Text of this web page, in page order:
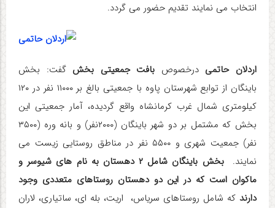
انتخاب می نمایند تقدیم حضور می گردد.
اردلان حاتمی درخصوص بافت جمعیتی بخش گفت: بخش
باینگان از توابع شهرستان پاوه با جمعیتی بالغ بر ۱۱۰۰۰ نفر در ۱۲۰
کیلومتری شمال غرب کرمانشاه واقع گردیده، آمار جمعیتی این
بخش که مشتمل بر دو شهر باینگان (۲۰۰۰نفر) و بانه وره (۳۵۰۰
نفر) جمعیت شهری و ۵۵۰۰ نفر در مناطق روستایی زیست می
نمایند.
بخش باینگان شامل ۲ دهستان به نام های شیوسر و
ماکوان است که در این دو دهستان روستاهای متعددی وجود
دارند که شامل روستاهای سریاس، اریت، بله ای، ساتیاری، لاران